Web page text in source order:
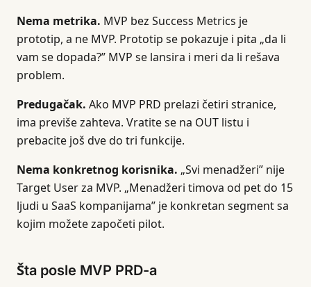
Nema metrika. MVP bez Success Metrics je
prototip, a ne MVP. Prototip se pokazuje i pita „da li
vam se dopada?” MVP se lansira i meri da li rešava
problem.
Predugačak. Ako MVP PRD prelazi četiri stranice,
ima previše zahteva. Vratite se na OUT listu i
prebacite još dve do tri funkcije.
Nema konkretnog korisnika. „Svi menadžeri” nije
Target User za MVP. „Menadžeri timova od pet do 15
ljudi u SaaS kompanijama” je konkretan segment sa
kojim možete započeti pilot.
Šta posle MVP PRD-a